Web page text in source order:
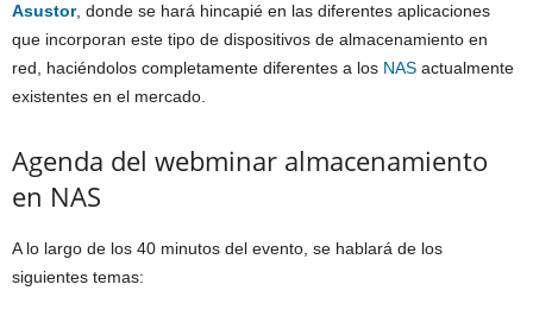
Asustor, donde se hará hincapié en las diferentes aplicaciones
que incorporan este tipo de dispositivos de almacenamiento en
red, haciéndolos completamente diferentes a los NAS actualmente
existentes en el mercado.
Agenda del webminar almacenamiento
en NAS
A lo largo de los 40 minutos del evento, se hablará de los
siguientes temas: